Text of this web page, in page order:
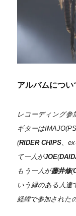
アルバムについ
レコーディング参
ギターは
(RIDER CHIPS 、
て一人がJOE(
もう一人が藤井修(
いう縁のある人達
経緯で参加された